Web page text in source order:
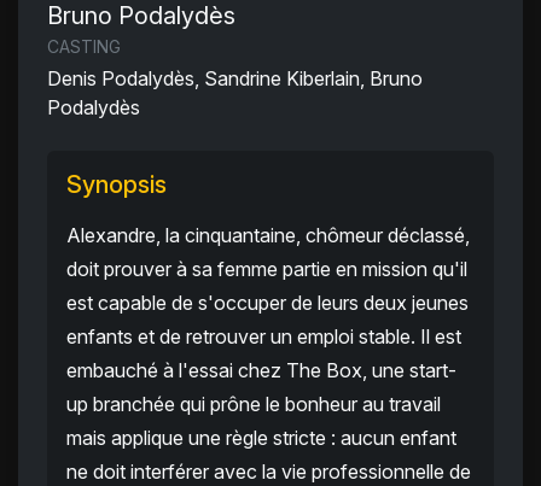
Bruno Podalydès
CASTING
Denis Podalydès, Sandrine Kiberlain, Bruno
Podalydès
Synopsis
Alexandre, la cinquantaine, chômeur déclassé,
doit prouver à sa femme partie en mission qu'il
est capable de s'occuper de leurs deux jeunes
enfants et de retrouver un emploi stable. Il est
embauché à l'essai chez The Box, une start-
up branchée qui prône le bonheur au travail
mais applique une règle stricte : aucun enfant
ne doit interférer avec la vie professionnelle de